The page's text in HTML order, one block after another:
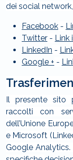
dei social
Facebook -
Twitter - Link
LinkedIn -
Google + -
Il presente sito
raccolti con
dell’Unione
e Microsoft
Google